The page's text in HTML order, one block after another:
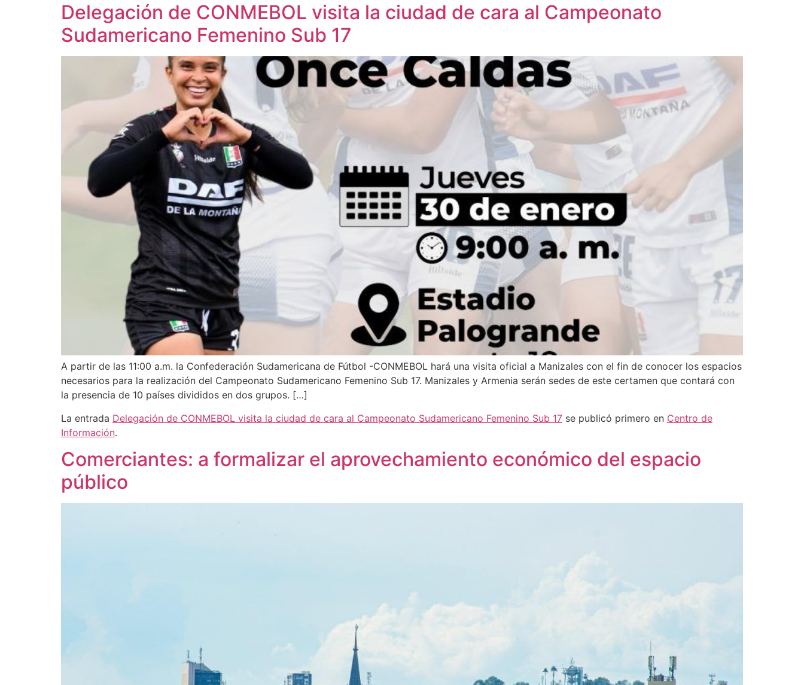
Delegación de CONMEBOL visita la ciudad de cara al Campeonato
Sudamericano Femenino Sub 17
A partir de las 11:00 a.m. la Confederación Sudamericana de Fútbol -CONMEBOL hará una visita oficial a Manizales con el fin de conocer los espacios
necesarios para la realización del Campeonato Sudamericano Femenino Sub 17. Manizales y Armenia serán sedes de este certamen que contará con
la presencia de 10 países divididos en dos grupos. […]
La entrada Delegación de CONMEBOL visita la ciudad de cara al Campeonato Sudamericano Femenino Sub 17 se publicó primero en Centro de
Información.
Comerciantes: a formalizar el aprovechamiento económico del espacio
público